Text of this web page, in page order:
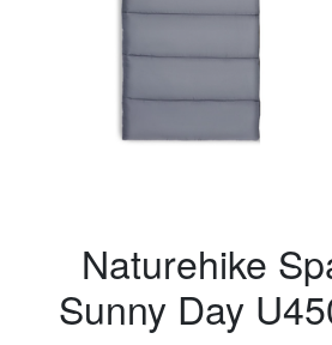
Naturehike
Sunny Day